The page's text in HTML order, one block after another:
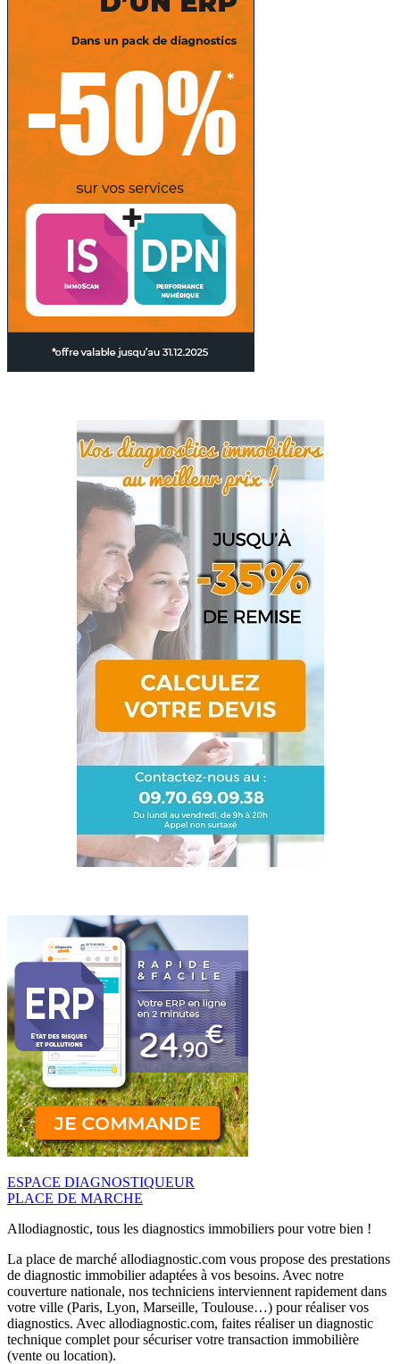
ESPACE DIAGNOSTIQUEUR
PLACE DE MARCHE
Allodiagnostic, tous les diagnostics immobiliers pour votre bien !
La place de marché allodiagnostic.com vous propose des prestations
de diagnostic immobilier adaptées à vos besoins. Avec notre
couverture nationale, nos techniciens interviennent rapidement dans
votre ville (Paris, Lyon, Marseille, Toulouse…) pour réaliser vos
diagnostics. Avec allodiagnostic.com, faites réaliser un diagnostic
technique complet pour sécuriser votre transaction immobilière
(vente ou location).